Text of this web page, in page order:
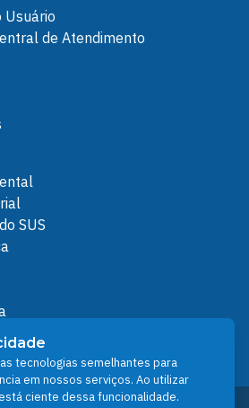
Usuário
de Atendimento
SUS
Storyset
tecnologias semelhantes para
em nossos serviços. Ao utilizar
ciente dessa funcionalidade.